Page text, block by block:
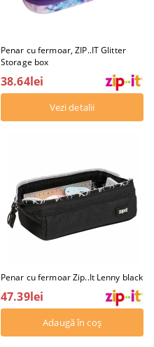
Penar cu fermoar, ZIP..IT Glitter
Storage box
38.64lei
Vezi detalii
Penar cu fermoar Zip..It Lenny black
47.39lei